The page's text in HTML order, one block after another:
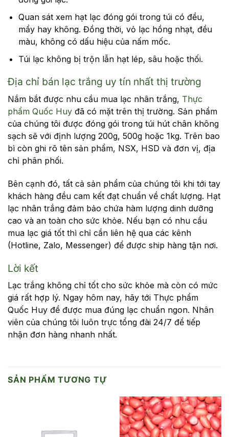
Quan sát xem hạt lạc đóng gói trong túi có đều,
mẩy hay không. Đồng thời, vỏ lạc hồng nhạt, đều
màu, không có dấu hiệu của nấm mốc.
Túi lạc không bị trộn lẫn hạt lép, sâu hoặc thối.
Địa chỉ bán lạc trắng uy tín nhất thị trường
Nắm bắt được nhu cầu mua lạc nhân trắng, Thực
phẩm Quốc Huy đã có mặt trên thị trường. Sản phẩm
của chúng tôi được đóng gói trong túi hút chân không
sạch sẽ với định lượng 200g, 500g hoặc 1kg. Trên bao
bì còn ghi rõ tên sản phẩm, NSX, HSD và đơn vị, địa
chỉ phân phối.
Bên cạnh đó, tất cả sản phẩm của chúng tôi khi tới tay
khách hàng đều cam kết đạt chuẩn về chất lượng. Hạt
lạc nhân trắng đảm bảo chứa hàm lượng dinh dưỡng
cao và an toàn cho sức khỏe. Nếu bạn có nhu cầu
mua lạc giá tốt thì chỉ cần liên hệ qua các kênh
(Hotline, Zalo, Messenger) để được ship hàng tận nơi.
Lời kết
Lạc trắng không chỉ tốt cho sức khỏe mà còn có mức
giá rất hợp lý. Ngay hôm nay, hãy tới Thực phẩm
Quốc Huy để được mua đúng lạc chuẩn ngon. Nhân
viên của chúng tôi luôn trực tổng đài 24/7 để tiếp
nhận đơn hàng nhanh nhất.
SẢN PHẨM TƯƠNG TỰ